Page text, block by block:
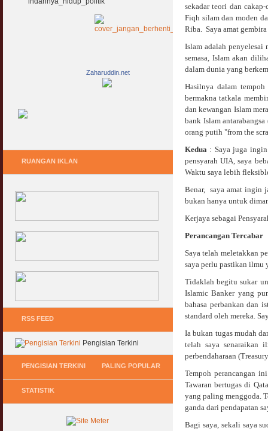
sekadar teori dan
Fiqh silam dan moden
Riba. Saya amat
Islam adalah penyelesai
semasa, Islam akan
dalam dunia yang
Hasilnya dalam
bermakna tatkala
dan kewangan Islam
bank Islam
orang putih "from the
Kedua: Saya juga ingin
pensyarah UIA, saya
Waktu saya lebih
Benar, saya amat ingin
bukan hanya untuk
Kerjaya sebagai
Perancangan Tercabar
Saya telah meletakkan
saya perlu pastikan ilmu
Tidaklah begitu sukar
Islamic Banker yang
bahasa perbankan dan
standard oleh mereka.
Ia bukan tugas mudah
telah saya senaraikan
perbendaharaan
Tempoh perancangan
Tawaran bertugas di
yang paling menggoda.
ganda dari pendapatan
Bagi saya, sekali saya
Zaharuddin.net
RUANGAN IKLAN
RSS FEED
Pengisian Terkini
PENGISIAN TERKINI PALING POPULAR
Keperluan GIG Ekonomi Semasa & Selepas
COVID & PKP
Hukum Onani Lelaki & Wanita
07 February 2007
STATISTIK